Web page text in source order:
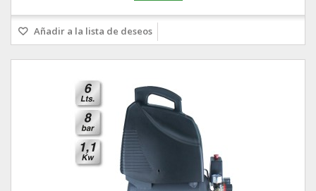
Añadir a la lista de deseos